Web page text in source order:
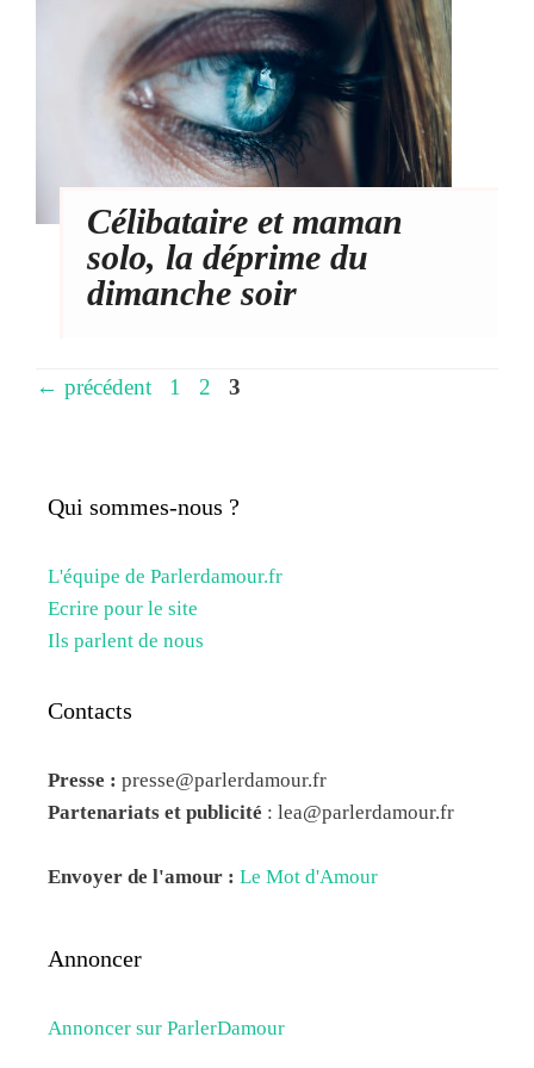
Célibataire et maman
solo, la déprime du
dimanche soir
← précédent Page
1 Page
2 Page
3
Qui sommes-nous ?
L'équipe de Parlerdamour.fr
Ecrire pour le site
Ils parlent de nous
Contacts
Presse : presse@parlerdamour.fr
Partenariats et publicité : lea@parlerdamour.fr
Envoyer de l'amour : Le Mot d'Amour
Annoncer
Annoncer sur ParlerDamour